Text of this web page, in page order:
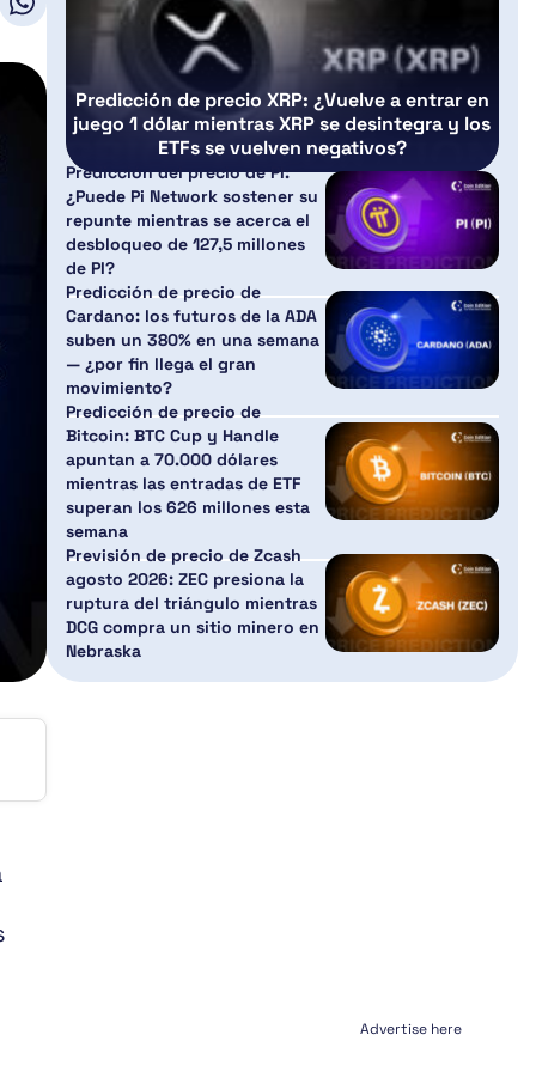
Predicción de precio XRP: ¿Vuelve a entrar en
juego 1 dólar mientras XRP se desintegra y los
ETFs se vuelven negativos?
Predicción del precio de PI:
¿Puede Pi Network sostener su
repunte mientras se acerca el
desbloqueo de 127,5 millones
de PI?
Predicción de precio de
Cardano: los futuros de la ADA
suben un 380% en una semana
— ¿por fin llega el gran
movimiento?
Predicción de precio de
Bitcoin: BTC Cup y Handle
apuntan a 70.000 dólares
mientras las entradas de ETF
superan los 626 millones esta
semana
Previsión de precio de Zcash
agosto 2026: ZEC presiona la
ruptura del triángulo mientras
DCG compra un sitio minero en
Nebraska
Advertise here